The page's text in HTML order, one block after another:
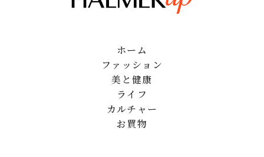
ホーム
ファッション
美と健康
ライフ
カルチャー
お買物